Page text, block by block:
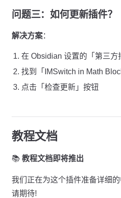
问题三：如何更新插件？
解决方案：
在 Obsidian 设置的「第三方
找到「IMSwitch in Math
点击「检查更新」按钮
教程文档
📚 教程文档即将推出
我们正在为这个插件准备详细
请期待!